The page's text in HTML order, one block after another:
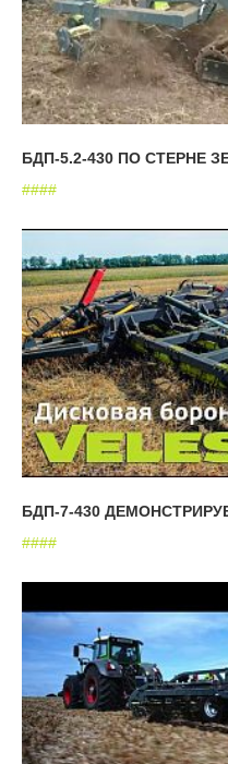
БДП-5.2-430 ПО СТЕРНЕ
####
БДП-7-430
####